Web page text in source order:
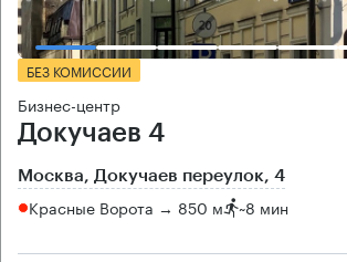
БЕЗ КОМИССИИ
Бизнес-центр
Докучаев 4
Москва, Докучаев переулок, 4
Красные Ворота → 850 м ~8 мин